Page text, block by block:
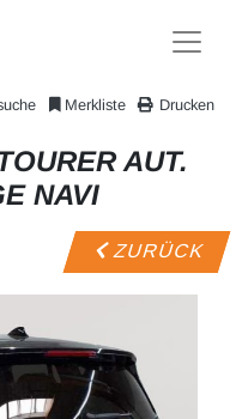
Drucken
Merkliste
AUT.
NAVI
ZURÜCK